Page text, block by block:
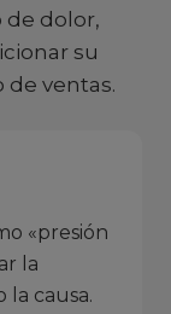
dolor,
su
de ventas.
«presión
la
la causa.